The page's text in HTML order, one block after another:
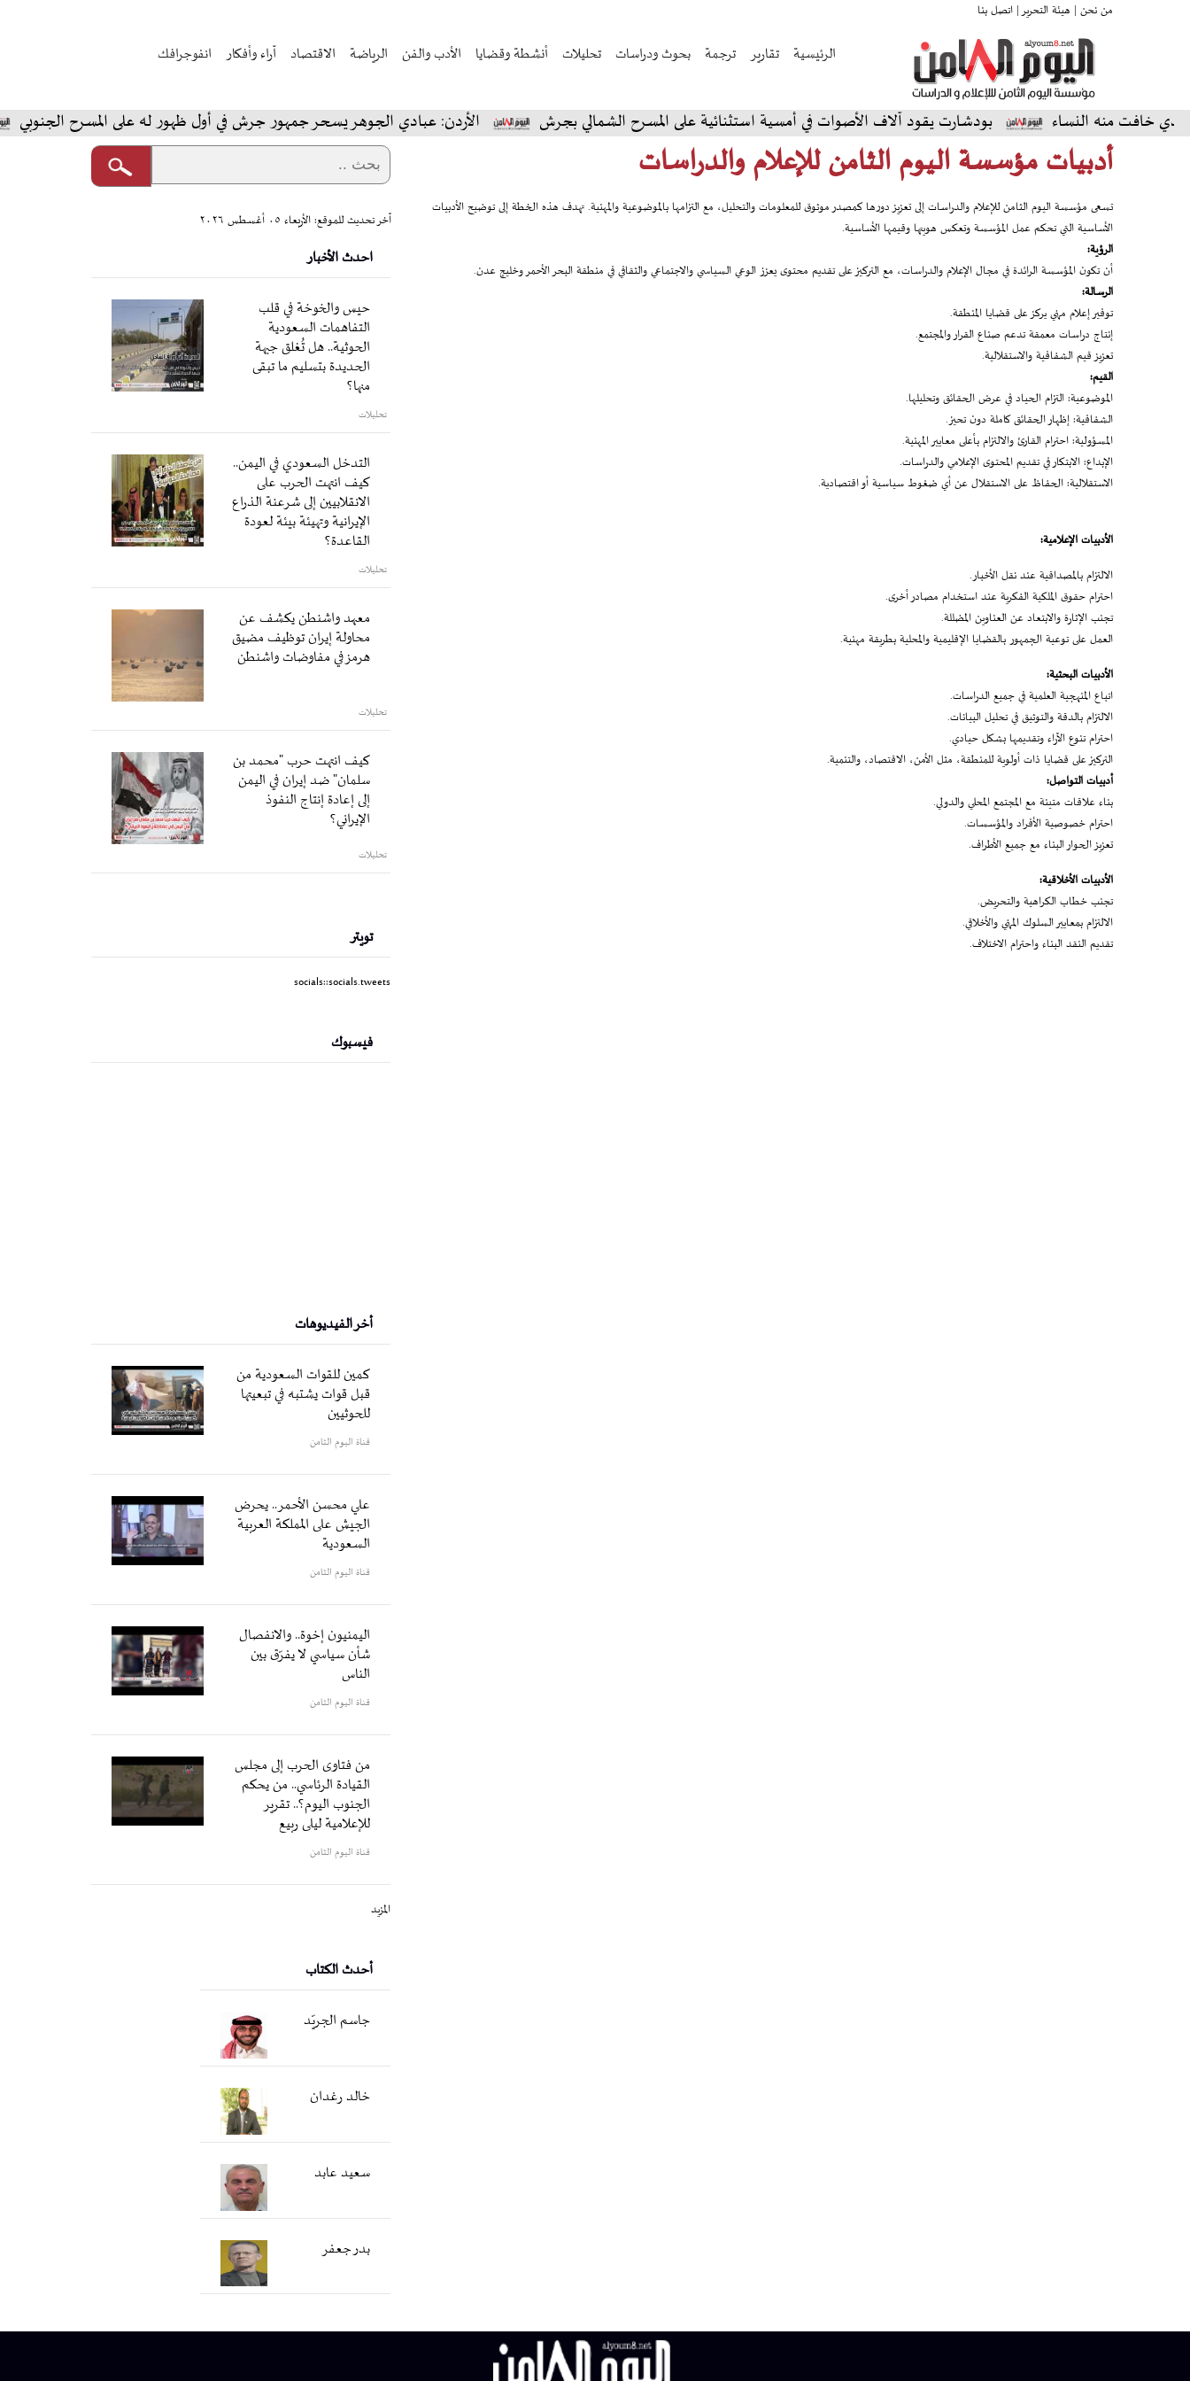
من نحن | هيئة التحرير | اتصل بنا
الرئيسية تقارير ترجمة بحوث ودراسات تحليلات أنشطة وقضايا الأدب والفن الرياضة الاقتصاد آراء وأفكار انفوجرافك
منه النساء بودشارت يقود آلاف الأصوات في أمسية استثنائية على المسرح الشمالي بجرش الأردن: عبادي الجوهر يسحر جمهور جرش في أول ظهور له على المسرح الجنوبي
أدبيات مؤسسة اليوم الثامن للإعلام والدراسات
تسعى مؤسسة اليوم الثامن للإعلام والدراسات إلى تعزيز دورها كمصدر موثوق للمعلومات والتحليل، مع التزامها بالموضوعية والمهنية. تهدف هذه الخطة إلى توضيح الأدبيات
الأساسية التي تحكم عمل المؤسسة وتعكس هويتها وقيمها الأساسية.
الرؤية:
أن تكون المؤسسة الرائدة في مجال الإعلام والدراسات، مع التركيز على تقديم محتوى يعزز الوعي السياسي والاجتماعي والثقافي في منطقة البحر الأحمر وخليج عدن.
الرسالة:
توفير إعلام مهني يركز على قضايا المنطقة.
إنتاج دراسات معمقة تدعم صناع القرار والمجتمع.
تعزيز قيم الشفافية والاستقلالية.
القيم:
الموضوعية: التزام الحياد في عرض الحقائق وتحليلها.
الشفافية: إظهار الحقائق كاملة دون تحيز.
المسؤولية: احترام القارئ والالتزام بأعلى معايير المهنية.
الإبداع: الابتكار في تقديم المحتوى الإعلامي والدراسات.
الاستقلالية: الحفاظ على الاستقلال عن أي ضغوط سياسية أو اقتصادية.
الأدبيات الإعلامية:
الالتزام بالمصداقية عند نقل الأخبار.
احترام حقوق الملكية الفكرية عند استخدام مصادر أخرى.
تجنب الإثارة والابتعاد عن العناوين المضللة.
العمل على توعية الجمهور بالقضايا الإقليمية والمحلية بطريقة مهنية.
الأدبيات البحثية:
اتباع المنهجية العلمية في جميع الدراسات.
الالتزام بالدقة والتوثيق في تحليل البيانات.
احترام تنوع الآراء وتقديمها بشكل حيادي.
التركيز على قضايا ذات أولوية للمنطقة، مثل الأمن، الاقتصاد، والتنمية.
أدبيات التواصل:
بناء علاقات متينة مع المجتمع المحلي والدولي.
احترام خصوصية الأفراد والمؤسسات.
تعزيز الحوار البناء مع جميع الأطراف.
الأدبيات الأخلاقية:
تجنب خطاب الكراهية والتحريض.
الالتزام بمعايير السلوك المهني والأخلاقي.
تقديم النقد البناء واحترام الاختلاف.
آخر تحديث للموقع: الأربعاء ٠٥ أغسطس ٢٠٢٦
احدث الأخبار
حيس والخوخة في قلب
التفاهمات السعودية
الحوثية.. هل تُغلق جبهة
الحديدة بتسليم ما تبقى
منها؟
تحليلات
التدخل السعودي في اليمن..
كيف انتهت الحرب على
الانقلابيين إلى شرعنة الذراع
الإيرانية وتهيئة بيئة لعودة
القاعدة؟
تحليلات
معهد واشنطن يكشف عن
محاولة إيران توظيف مضيق
هرمز في مفاوضات واشنطن
تحليلات
كيف انتهت حرب "محمد بن
سلمان" ضد إيران في اليمن
إلى إعادة إنتاج النفوذ
الإيراني؟
تحليلات
تويتر
socials::socials.tweets
فيسبوك
أخر الفيديوهات
كمين للقوات السعودية من
قبل قوات يشتبه في تبعيتها
للحوثيين
قناة اليوم الثامن
علي محسن الأحمر.. يحرض
الجيش على المملكة العربية
السعودية
قناة اليوم الثامن
اليمنيون إخوة.. والانفصال
شأن سياسي لا يفرّق بين
الناس
قناة اليوم الثامن
من فتاوى الحرب إلى مجلس
القيادة الرئاسي.. من يحكم
الجنوب اليوم؟.. تقرير
للإعلامية ليلى ربيع
قناة اليوم الثامن
المزيد
أحدث الكتاب
جاسم الجريّد
خالد رغدان
سعید عابد
بدر جعفر